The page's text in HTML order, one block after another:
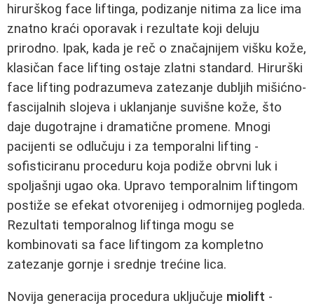
hirurškog face liftinga, podizanje nitima za lice ima
znatno kraći oporavak i rezultate koji deluju
prirodno. Ipak, kada je reč o značajnijem višku kože,
klasičan face lifting ostaje zlatni standard. Hirurški
face lifting podrazumeva zatezanje dubljih mišićno-
fascijalnih slojeva i uklanjanje suvišne kože, što
daje dugotrajne i dramatične promene. Mnogi
pacijenti se odlučuju i za temporalni lifting -
sofisticiranu proceduru koja podiže obrvni luk i
spoljašnji ugao oka. Upravo temporalnim liftingom
postiže se efekat otvorenijeg i odmornijeg pogleda.
Rezultati temporalnog liftinga mogu se
kombinovati sa face liftingom za kompletno
zatezanje gornje i srednje trećine lica.
Novija generacija procedura uključuje miolift -